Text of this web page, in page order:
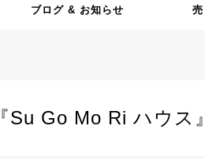
ブログ & お知らせ
『Su Go Mo Ri ハウ